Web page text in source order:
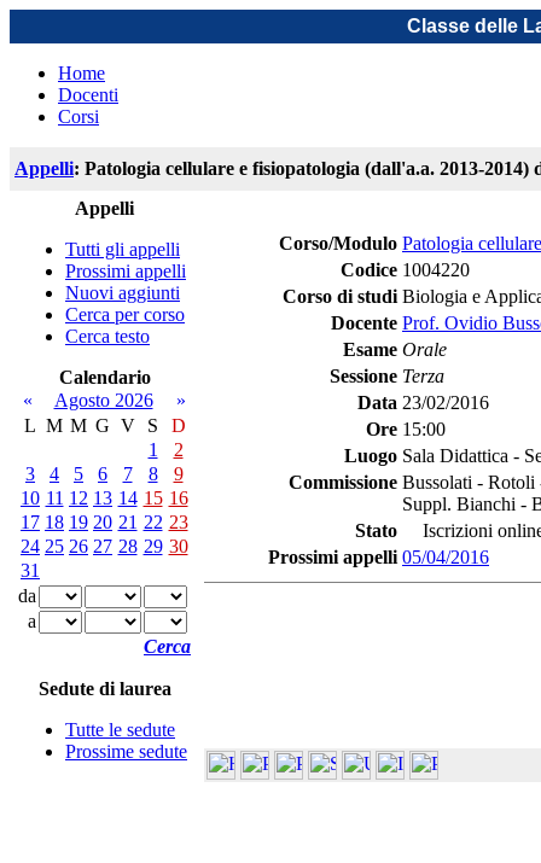
Classe delle
Home
Docenti
Corsi
Appelli: Patologia cellulare e fisiopatologia (dall'a.a. 2013-2014)
Appelli
Tutti gli appelli
Prossimi appelli
Nuovi aggiunti
Cerca per corso
Cerca testo
Calendario
«
Agosto 2026
»
L M M G V S
D
1
2
3
4 5 6 7 8
9
10 11 12 13 14 15 16
17 18 19 20 21 22 23
24 25 26 27 28 29 30
31
da
a
Cerca
Sedute di laurea
Tutte le sedute
Prossime sedute
Corso/Modulo Patologia
Codice 1004220
Corso di studi Biologia e
Docente Prof. Ovidio
Esame Orale
Sessione Terza
Data 23/02/2016
Ore 15:00
Luogo Sala Didattica -
Commissione Bussolati -
Suppl. Bianchi -
Stato
Iscrizioni
Prossimi appelli 05/04/2016